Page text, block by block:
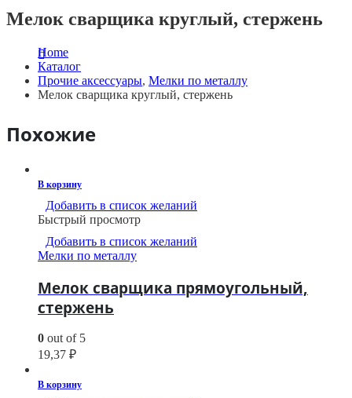
Мелок сварщика круглый, стержень
Home
Каталог
Прочие аксессуары, Мелки по металлу
Мелок сварщика круглый, стержень
Похожие
В корзину
Добавить в список желаний
Быстрый просмотр
Добавить в список желаний
Мелки по металлу
Мелок сварщика прямоугольный,
стержень
0 out of 5
19,37 ₽
В корзину